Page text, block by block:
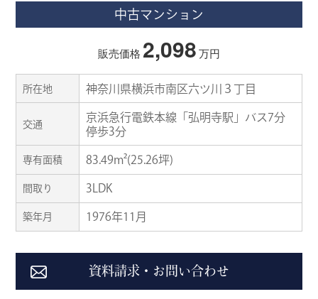
中古マンション
販売価格 2,098万円
所在地 神奈川県横浜市南区六ツ川３丁目
交通
京浜急行電鉄本線「弘明寺駅」バス7分
停歩3分
専有面積 83.49m²(25.26坪)
間取り 3LDK
築年月 1976年11月
資料請求・お問い合わせ